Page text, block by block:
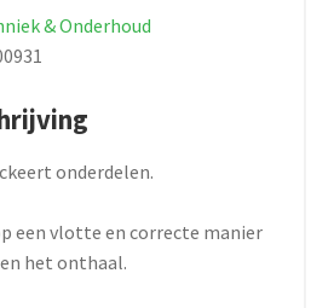
& Onderhoud
onderdelen.
een vlotte en correcte manier
het onthaal.